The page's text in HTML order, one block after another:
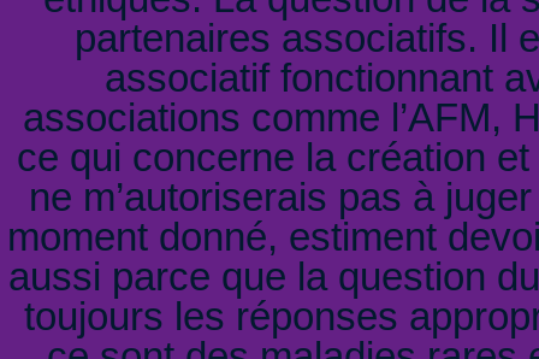
partenaires associatifs. Il
associatif fonctionnant
associations comme l’AFM,
ce qui concerne la création
ne m’autoriserais pas à
moment donné, estiment
aussi parce que la question
toujours les réponses